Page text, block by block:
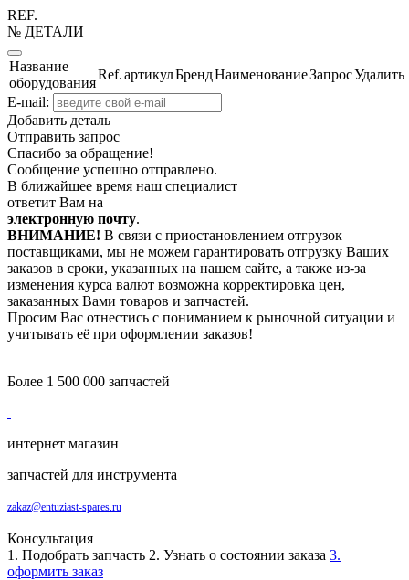
REF.
№ ДЕТАЛИ
Название
оборудования
Ref.артикулБрендНаименованиеЗапросУдалить
E-mail:
Добавить деталь
Отправить запрос
Спасибо за обращение!
Сообщение успешно отправлено.
В ближайшее время наш специалист
ответит Вам на
электронную почту.
ВНИМАНИЕ! В связи с приостановлением отгрузок
поставщиками, мы не можем гарантировать отгрузку Ваших
заказов в сроки, указанных на нашем сайте, а также из-за
изменения курса валют возможна корректировка цен,
заказанных Вами товаров и запчастей.
Просим Вас отнестись с пониманием к рыночной ситуации и
учитывать её при оформлении заказов!
Более 1 500 000 запчастей
интернет магазин
запчастей для инструмента
zakaz@entuziast-spares.ru
Консультация
1. Подобрать запчасть 2. Узнать о состоянии заказа 3.
оформить заказ